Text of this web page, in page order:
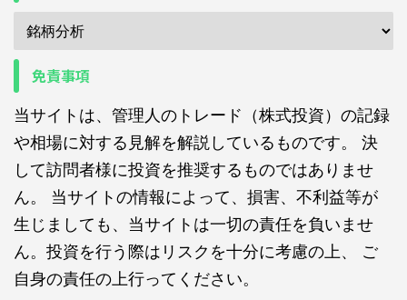
免責事項
当サイトは、管理人のトレード（株式投資）の記録
や相場に対する見解を解説しているものです。 決
して訪問者様に投資を推奨するものではありませ
ん。 当サイトの情報によって、損害、不利益等が
生じましても、当サイトは一切の責任を負いませ
ん。投資を行う際はリスクを十分に考慮の上、 ご
自身の責任の上行ってください。